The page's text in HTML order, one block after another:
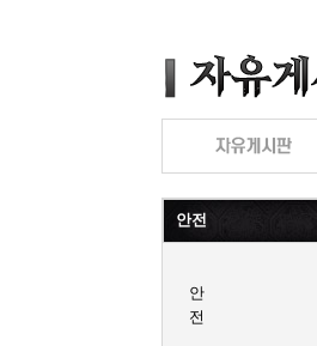
안전
안
전